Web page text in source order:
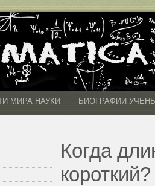
МИРА НАУКИ БИОГРАФИИ
Когда
короткий?